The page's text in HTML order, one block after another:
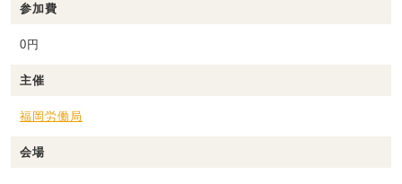
参加費
0円
主催
福岡労働局
会場